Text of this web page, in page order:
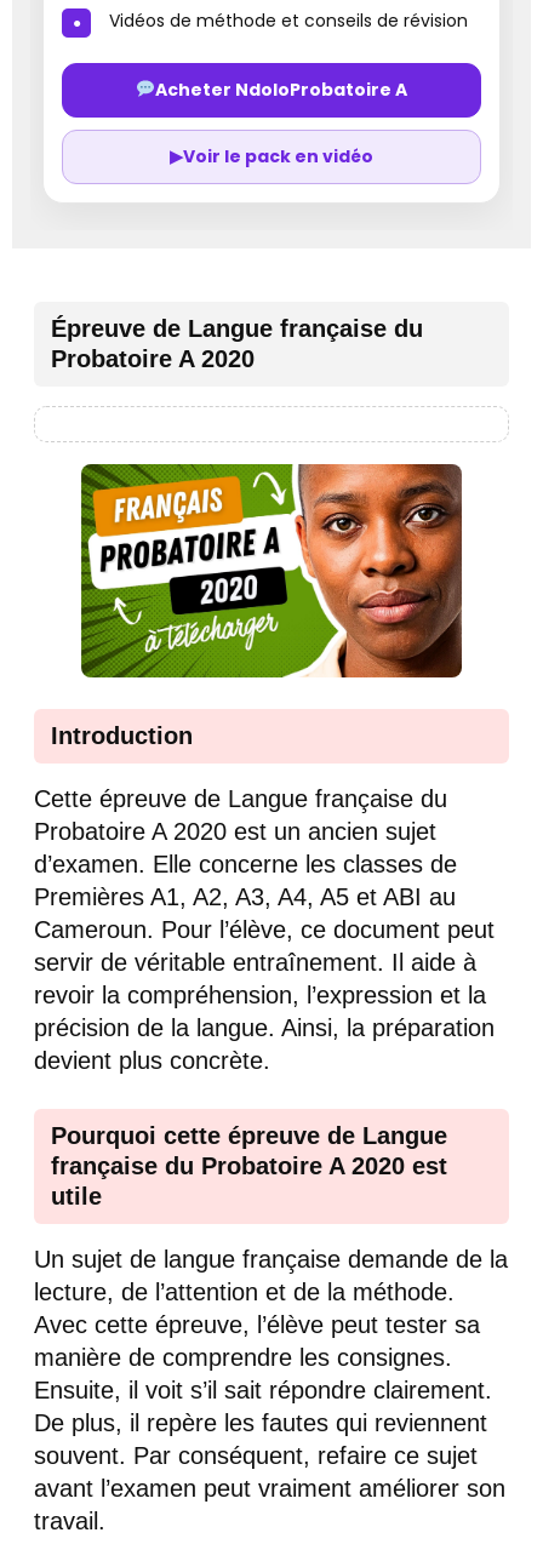
Vidéos de méthode et conseils de révision
Acheter NdoloProbatoire A
▶Voir le pack en vidéo
Épreuve de Langue française du
Probatoire A 2020
Introduction
Cette épreuve de Langue française du
Probatoire A 2020 est un ancien sujet
d’examen. Elle concerne les classes de
Premières A1, A2, A3, A4, A5 et ABI au
Cameroun. Pour l’élève, ce document peut
servir de véritable entraînement. Il aide à
revoir la compréhension, l’expression et la
précision de la langue. Ainsi, la préparation
devient plus concrète.
Pourquoi cette épreuve de Langue
française du Probatoire A 2020 est
utile
Un sujet de langue française demande de la
lecture, de l’attention et de la méthode.
Avec cette épreuve, l’élève peut tester sa
manière de comprendre les consignes.
Ensuite, il voit s’il sait répondre clairement.
De plus, il repère les fautes qui reviennent
souvent. Par conséquent, refaire ce sujet
avant l’examen peut vraiment améliorer son
travail.